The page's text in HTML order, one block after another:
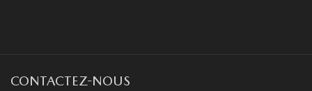
CONTACTEZ-NOUS